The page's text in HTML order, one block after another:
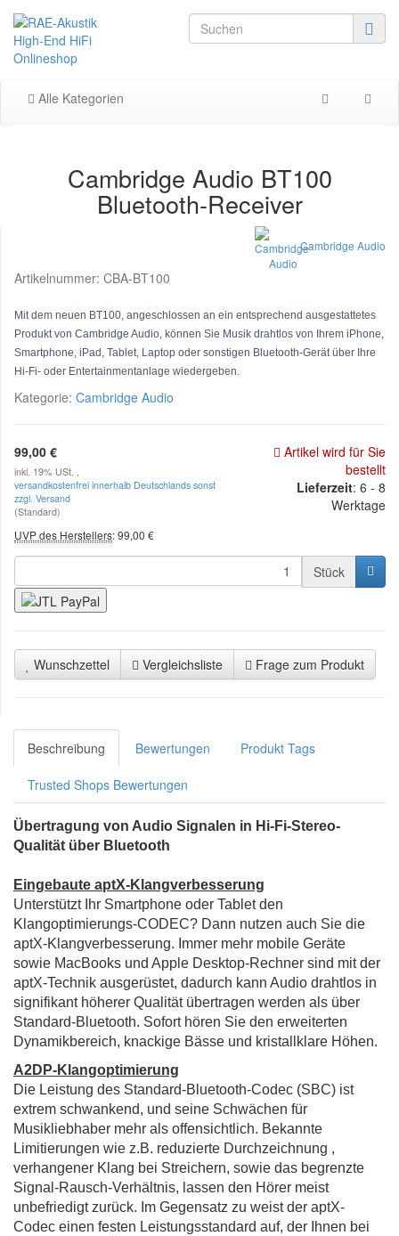
Alle Kategorien
Cambridge Audio BT100
Bluetooth-Receiver
Cambridge Audio
Artikelnummer: CBA-BT100
Mit dem neuen BT100, angeschlossen an ein entsprechend ausgestattetes
Produkt von Cambridge Audio, können Sie Musik drahtlos von Ihrem iPhone,
Smartphone, iPad, Tablet, Laptop oder sonstigen Bluetooth-Gerät über Ihre
Hi-Fi- oder Entertainmentanlage wiedergeben.
Kategorie: Cambridge Audio
99,00 €
inkl. 19% USt. ,
versandkostenfrei innerhalb Deutschlands sonst
zzgl. Versand
(Standard)
UVP des Herstellers:99,00 €
Artikel wird für Sie
bestellt
Lieferzeit: 6 - 8
Werktage
Stück
Wunschzettel Vergleichsliste Frage zum Produkt
Beschreibung Bewertungen Produkt Tags
Trusted Shops Bewertungen
Übertragung von Audio Signalen in Hi-Fi-Stereo-
Qualität über Bluetooth
Eingebaute aptX-Klangverbesserung
Unterstützt Ihr Smartphone oder Tablet den
Klangoptimierungs-CODEC? Dann nutzen auch Sie die
aptX-Klangverbesserung. Immer mehr mobile Geräte
sowie MacBooks und Apple Desktop-Rechner sind mit der
aptX-Technik ausgerüstet, dadurch kann Audio drahtlos in
signifikant höherer Qualität übertragen werden als über
Standard-Bluetooth. Sofort hören Sie den erweiterten
Dynamikbereich, knackige Bässe und kristallklare Höhen.
A2DP-Klangoptimierung
Die Leistung des Standard-Bluetooth-Codec (SBC) ist
extrem schwankend, und seine Schwächen für
Musikliebhaber mehr als offensichtlich. Bekannte
Limitierungen wie z.B. reduzierte Durchzeichnung ,
verhangener Klang bei Streichern, sowie das begrenzte
Signal-Rausch-Verhältnis, lassen den Hörer meist
unbefriedigt zurück. Im Gegensatz zu weist der aptX-
Codec einen festen Leistungsstandard auf, der Ihnen bei